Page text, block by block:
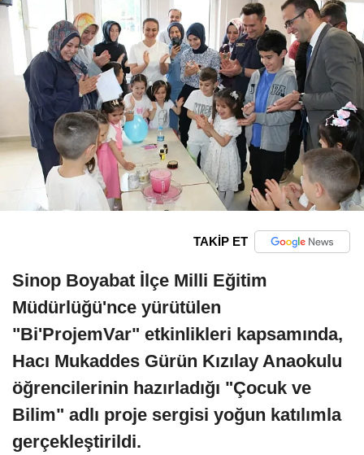
TAKİP ET
Sinop Boyabat İlçe Milli Eğitim
Müdürlüğü'nce yürütülen
"Bi'ProjemVar" etkinlikleri kapsamında,
Hacı Mukaddes Gürün Kızılay Anaokulu
öğrencilerinin hazırladığı "Çocuk ve
Bilim" adlı proje sergisi yoğun katılımla
gerçekleştirildi.